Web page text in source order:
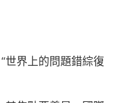
世界上的問題錯綜復